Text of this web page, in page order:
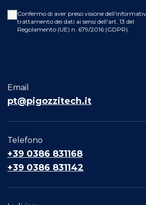
Confermo di aver preso visione
trattamento dei dati ai sensi dell'art. 13 del
Regolamento (UE) n. 679/2016 (GDPR).
Email
pt@pigozzitech.it
Telefono
+39 0386 831168
+39 0386 831142